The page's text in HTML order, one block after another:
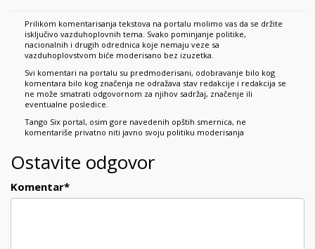
Prilikom komentarisanja tekstova na portalu molimo vas da se držite
isključivo vazduhoplovnih tema. Svako pominjanje politike,
nacionalnih i drugih odrednica koje nemaju veze sa
vazduhoplovstvom biće moderisano bez izuzetka.
Svi komentari na portalu su predmoderisani, odobravanje bilo kog
komentara bilo kog značenja ne odražava stav redakcije i redakcija se
ne može smatrati odgovornom za njihov sadržaj, značenje ili
eventualne posledice.
Tango Six portal, osim gore navedenih opštih smernica, ne
komentariše privatno niti javno svoju politiku moderisanja
Ostavite odgovor
Komentar*